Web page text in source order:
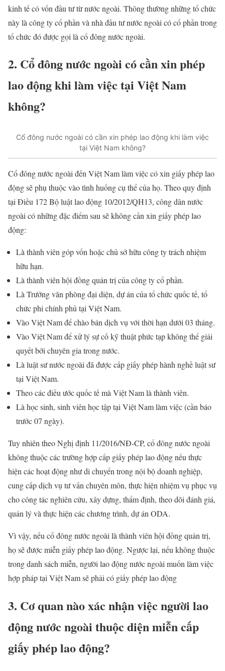
kinh tế có vốn đầu tư từ nước ngoài. Thông thường những tổ chức
này là công ty cổ phần và nhà đầu tư nước ngoài có cổ phần trong
tổ chức đó được gọi là cổ đông nước ngoài.
2. Cổ đông nước ngoài có cần xin phép
lao động khi làm việc tại Việt Nam
không?
Cổ đông nước ngoài có cần xin phép lao động khi làm việc
tại Việt Nam không?
Cổ đông nước ngoài đến Việt Nam làm việc có xin giấy phép lao
động sẽ phụ thuộc vào tình huống cụ thể của họ. Theo quy định
tại Điều 172 Bộ luật lao động 10/2012/QH13, công dân nước
ngoài có những đặc điểm sau sẽ không cần xin giấy phép lao
động:
Là thành viên góp vốn hoặc chủ sở hữu công ty trách nhiệm
hữu hạn.
Là thành viên hội đồng quản trị của công ty cổ phần.
Là Trưởng văn phòng đại diện, dự án của tổ chức quốc tế, tổ
chức phi chính phủ tại Việt Nam.
Vào Việt Nam để chào bán dịch vụ với thời hạn dưới 03 tháng.
Vào Việt Nam để xử lý sự cố kỹ thuật phức tạp không thể giải
quyết bởi chuyên gia trong nước.
Là luật sư nước ngoài đã được cấp giấy phép hành nghề luật sư
tại Việt Nam.
Theo các điều ước quốc tế mà Việt Nam là thành viên.
Là học sinh, sinh viên học tập tại Việt Nam làm việc (cần báo
trước 07 ngày).
Tuy nhiên theo Nghị định 11/2016/NĐ-CP, cổ đông nước ngoài
không thuộc các trường hợp cấp giấy phép lao động nếu thực
hiện các hoạt động như di chuyển trong nội bộ doanh nghiệp,
cung cấp dịch vụ tư vấn chuyên môn, thực hiện nhiệm vụ phục vụ
cho công tác nghiên cứu, xây dựng, thẩm định, theo dõi đánh giá,
quản lý và thực hiện các chương trình, dự án ODA.
Vì vậy, nếu cổ đông nước ngoài là thành viên hội đồng quản trị,
họ sẽ được miễn giấy phép lao động. Ngược lại, nếu không thuộc
trong danh sách miễn, người lao động nước ngoài muốn làm việc
hợp pháp tại Việt Nam sẽ phải có giấy phép lao động
3. Cơ quan nào xác nhận việc người lao
động nước ngoài thuộc diện miễn cấp
giấy phép lao động?